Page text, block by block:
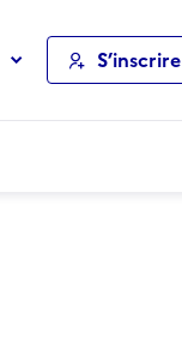
S’inscrire